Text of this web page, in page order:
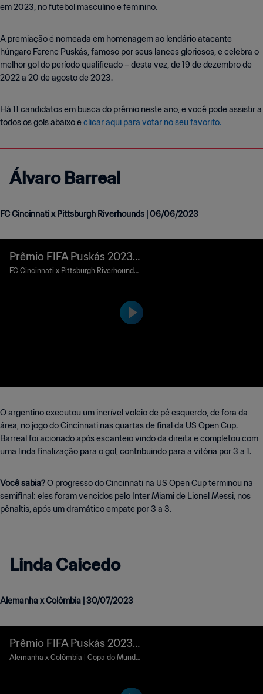
em 2023, no futebol masculino e feminino.
A premiação é nomeada em homenagem ao lendário atacante
húngaro Ferenc Puskás, famoso por seus lances gloriosos, e celebra o
melhor gol do período qualificado – desta vez, de 19 de dezembro de
2022 a 20 de agosto de 2023.
Há 11 candidatos em busca do prêmio neste ano, e você pode assistir a
todos os gols abaixo eclicar aqui para votar no seu favorito.
Álvaro Barreal
FC Cincinnati x Pittsburgh Riverhounds | 06/06/2023
Prêmio FIFA Puskás 2023 |
Álvaro Barreal
FC Cincinnati x Pittsburgh Riverhounds |
O argentino executou um incrível voleio de pé esquerdo, de fora da
área, no jogo do Cincinnati nas quartas de final da US Open Cup.
Barreal foi acionado após escanteio vindo da direita e completou com
uma linda finalização para o gol, contribuindo para a vitória por 3 a 1.
Você sabia?O progresso do Cincinnati na US Open Cup terminou na
semifinal: eles foram vencidos pelo Inter Miami de Lionel Messi, nos
pênaltis, após um dramático empate por 3 a 3.
Linda Caicedo
Alemanha x Colômbia | 30/07/2023
Prêmio FIFA Puskás 2023 |
Linda Caicedo
Alemanha x Colômbia | Copa do Mundo